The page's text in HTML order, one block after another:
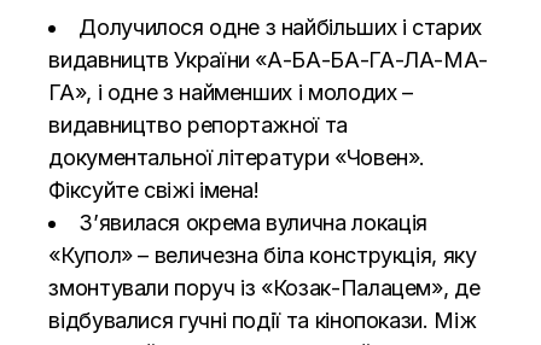
Долучилося одне з найбільших і старих
видавництв України «А-БА-БА-ГА-ЛА-МА-
ГА», і одне з найменших і молодих –
видавництво репортажної та
документальної літератури «Човен».
Фіксуйте свіжі імена!
З’явилася окрема вулична локація
«Купол» – величезна біла конструкція, яку
змонтували поруч із «Козак-Палацем», де
відбувалися гучні події та кінопокази. Між